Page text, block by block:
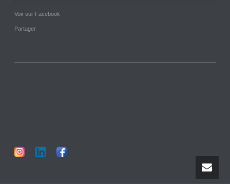
Voir sur Facebook ·
Partager